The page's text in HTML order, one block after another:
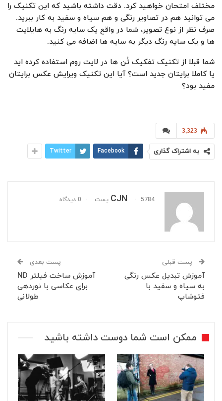
مختلف امتحان خواهید کرد. دقت داشته باشید که این تکنیک را
می توانید هم در تصاویر رنگی و هم سیاه و سفید به کار ببرید.
صرف نظر از نوع تصویر، شما در واقع یک سایه رنگ به هایلایت
ها و یک سایه رنگ دیگر به سایه ها اضافه می کنید.
شما قبلا از تکنیک تفکیک تُن ها در لایت روم استفاده کرده اید
یا کاملا برایتان جدید است؟ آیا این تکنیک ویرایش عکس برایتان
مفید بود؟
3,323
به اشتراک گذاری Facebook
Twitter
CJN 5784 پست 0 دیدگاه
پست قبلی
آموزش تبدیل عکس رنگی
به سیاه و سفید با
فتوشاپ
پست بعدی
آموزش ساخت فیلتر ND
برای عکاسی با نوردهی
طولانی
ممکن است شما دوست داشته باشید